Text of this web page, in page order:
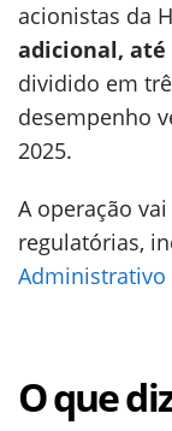
acionistas da
adicional, até
dividido em
desempenho
2025.
A operação
regulatórias,
Administrativo
O que